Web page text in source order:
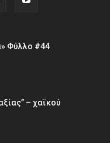
Φύλλο #44
– χαϊκού